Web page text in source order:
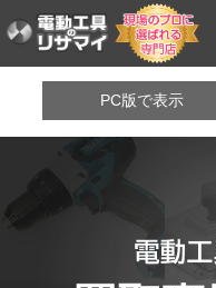
PC版で表示